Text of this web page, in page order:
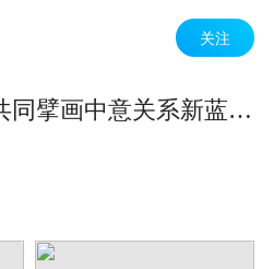
关注
Delvis x CCTV ：共同擘画中意关系新蓝图第二集